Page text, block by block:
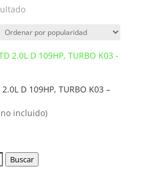
D 109HP, TURBO K03 –
€
incluido)
Buscar